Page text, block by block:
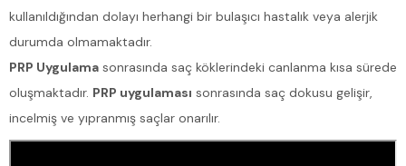
kullanıldığından dolayı herhangi bir bulaşıcı hastalık veya alerjik
durumda olmamaktadır.
PRP Uygulama sonrasında saç köklerindeki canlanma kısa sürede
oluşmaktadır. PRP uygulaması sonrasında saç dokusu gelişir,
incelmiş ve yıpranmış saçlar onarılır.